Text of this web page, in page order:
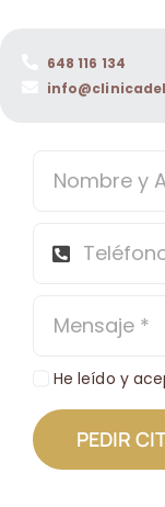
648 116 134
He leído y
PEDIR